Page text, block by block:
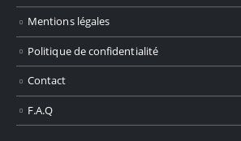
Mentions légales
Politique de confidentialité
Contact
F.A.Q